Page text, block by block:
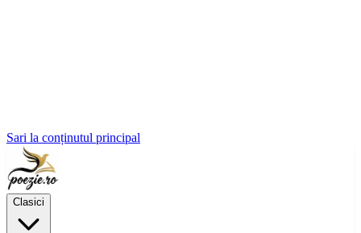
Sari la conținutul principal
Clasici